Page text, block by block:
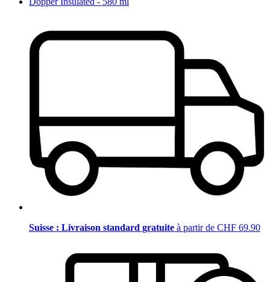
Suisse : Livraison standard gratuite à partir de CHF 69.90